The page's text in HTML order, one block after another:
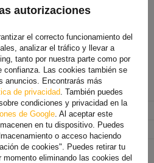
Unbraked Axle
freno
kg
autorizaciones
el correcto funcionamiento del
analizar el tráfico y llevar a
tanto por nuestra parte como por
confianza. Las cookies también se
anuncios. Encontrarás más
de privacidad . También puedes
condiciones y privacidad en la
de Google . Al aceptar este
en tu dispositivo. Puedes
o acceso haciendo
de cookies". Puedes retirar tu
eliminando las cookies del